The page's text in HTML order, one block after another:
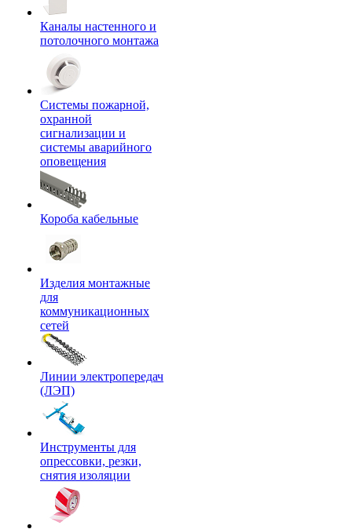
Каналы настенного и
потолочного монтажа
Системы пожарной,
охранной
сигнализации и
системы аварийного
оповещения
Короба кабельные
Изделия монтажные
для
коммуникационных
сетей
Линии электропередач
(ЛЭП)
Инструменты для
опрессовки, резки,
снятия изоляции